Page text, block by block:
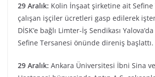
29 Aralık: Kolin İnşaat şirketine ait Sefine
çalışan işçiler ücretleri gasp edilerek işten
DİSK’e bağlı Limter-İş Sendikası
Sefine Tersanesi önünde direniş başlattı.
29 Aralık: Ankara Üniversitesi İbni Sina